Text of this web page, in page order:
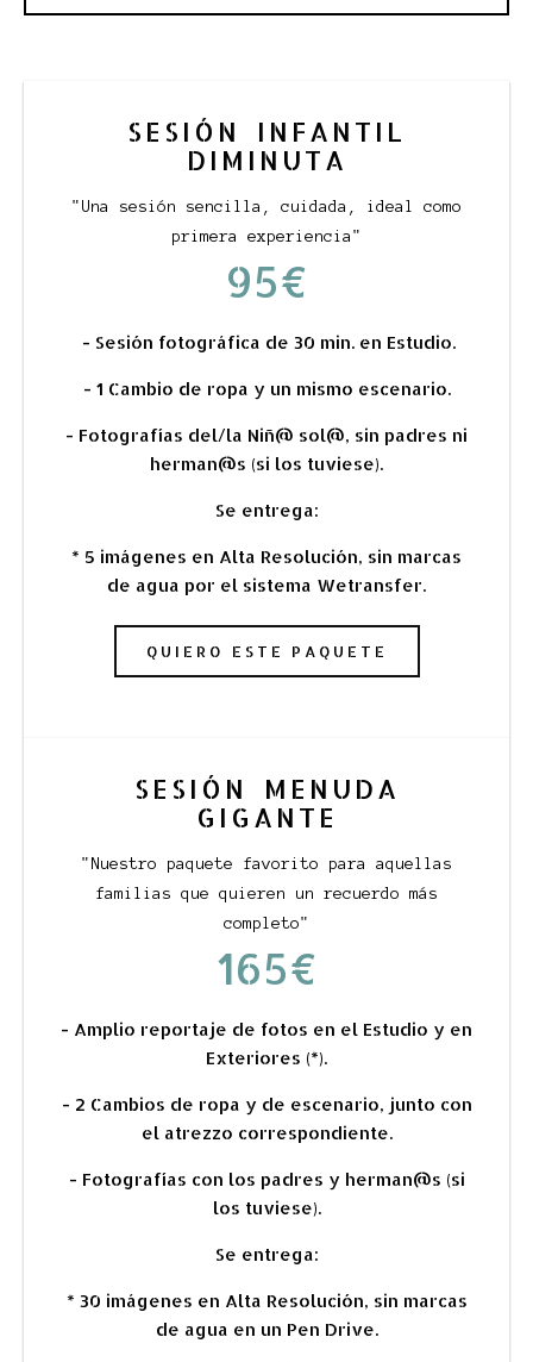
SESIÓN INFANTIL
DIMINUTA
"Una sesión sencilla, cuidada, ideal como
primera experiencia"
95€
- Sesión fotográfica de 30 min. en Estudio.
- 1 Cambio de ropa y un mismo escenario.
- Fotografías del/la Niñ@ sol@, sin padres ni
herman@s (si los tuviese).
Se entrega:
* 5 imágenes en Alta Resolución, sin marcas
de agua por el sistema Wetransfer.
QUIERO ESTE PAQUETE
SESIÓN MENUDA
GIGANTE
"Nuestro paquete favorito para aquellas
familias que quieren un recuerdo más
completo"
165€
- Amplio reportaje de fotos en el Estudio y en
Exteriores (*).
- 2 Cambios de ropa y de escenario, junto con
el atrezzo correspondiente.
- Fotografías con los padres y herman@s (si
los tuviese).
Se entrega:
* 30 imágenes en Alta Resolución, sin marcas
de agua en un Pen Drive.